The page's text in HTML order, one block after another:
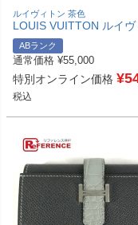
ルイヴィトン 茶色
LOUIS VUITTON ルイヴ
M61666 モノグラムパン
トビエカルトクレディモ
パクトウォレット 財布 2
財布 モノグラムキャンバ
ニセックス ブラウン 【
ABランク
通常価格 ¥55,000
特別オンライン価格 ¥
税込